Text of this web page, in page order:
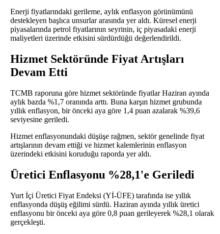
Enerji fiyatlarındaki gerileme, aylık enflasyon görünümünü
destekleyen başlıca unsurlar arasında yer aldı. Küresel enerji
piyasalarında petrol fiyatlarının seyrinin, iç piyasadaki enerji
maliyetleri üzerinde etkisini sürdürdüğü değerlendirildi.
Hizmet Sektöründe Fiyat Artışları
Devam Etti
TCMB raporuna göre hizmet sektöründe fiyatlar Haziran ayında
aylık bazda %1,7 oranında arttı. Buna karşın hizmet grubunda
yıllık enflasyon, bir önceki aya göre 1,4 puan azalarak %39,6
seviyesine geriledi.
Hizmet enflasyonundaki düşüşe rağmen, sektör genelinde fiyat
artışlarının devam ettiği ve hizmet kalemlerinin enflasyon
üzerindeki etkisini koruduğu raporda yer aldı.
Üretici Enflasyonu %28,1'e Geriledi
Yurt İçi Üretici Fiyat Endeksi (Yİ-ÜFE) tarafında ise yıllık
enflasyonda düşüş eğilimi sürdü. Haziran ayında yıllık üretici
enflasyonu bir önceki aya göre 0,8 puan gerileyerek %28,1 olarak
gerçekleşti.